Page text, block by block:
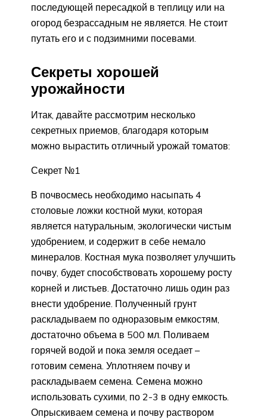
последующей пересадкой в теплицу или на
огород безрассадным не является. Не стоит
путать его и с подзимними посевами.
Секреты хорошей
урожайности
Итак, давайте рассмотрим несколько
секретных приемов, благодаря которым
можно вырастить отличный урожай томатов:
Секрет №1
В почвосмесь необходимо насыпать 4
столовые ложки костной муки, которая
является натуральным, экологически чистым
удобрением, и содержит в себе немало
минералов. Костная мука позволяет улучшить
почву, будет способствовать хорошему росту
корней и листьев. Достаточно лишь один раз
внести удобрение. Полученный грунт
раскладываем по одноразовым емкостям,
достаточно объема в 500 мл. Поливаем
горячей водой и пока земля оседает –
готовим семена. Уплотняем почву и
раскладываем семена. Семена можно
использовать сухими, по 2-3 в одну емкость.
Опрыскиваем семена и почву раствором